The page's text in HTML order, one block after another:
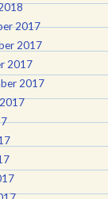
2017
2017
2017
2017